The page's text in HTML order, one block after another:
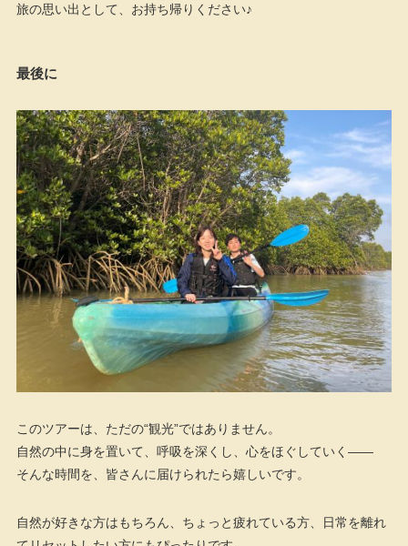
旅の思い出として、お持ち帰りください♪
最後に
このツアーは、ただの“観光”ではありません。
自然の中に身を置いて、呼吸を深くし、心をほぐしていく――
そんな時間を、皆さんに届けられたら嬉しいです。
自然が好きな方はもちろん、ちょっと疲れている方、日常を離れ